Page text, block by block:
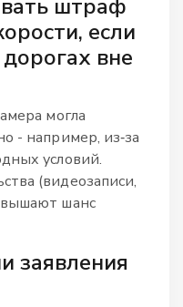
штраф
если
вне
могла
- например, из‑за
условий.
(видеозаписи,
шанс
заявления